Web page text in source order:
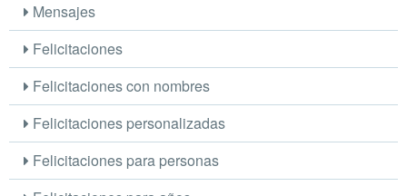
Mensajes
Felicitaciones
Felicitaciones con nombres
Felicitaciones personalizadas
Felicitaciones para personas